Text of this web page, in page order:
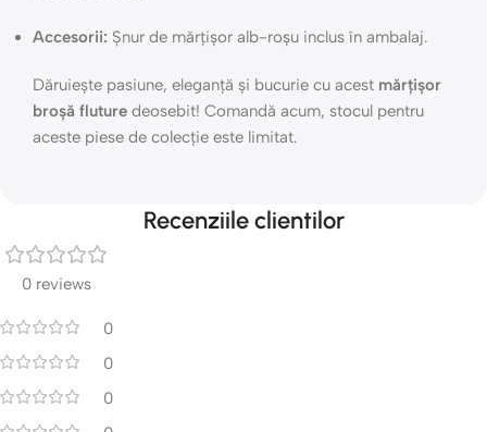
Accesorii: Șnur de mărțișor alb-roșu inclus în ambalaj.
Dăruiește pasiune, eleganță și bucurie cu acest mărțișor
broșă fluture deosebit! Comandă acum, stocul pentru
aceste piese de colecție este limitat.
Recenziile clientilor
0 reviews
0
0
0